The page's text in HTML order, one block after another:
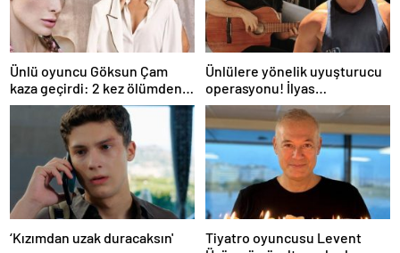
Ünlü oyuncu Göksun Çam
kaza geçirdi: 2 kez ölümden
döndüm
Ünlülere yönelik uyuşturucu
operasyonu! İlyas
Yalçıntaş'tan ilk açıklama
‘Kızımdan uzak duracaksın'
Tiyatro oyuncusu Levent